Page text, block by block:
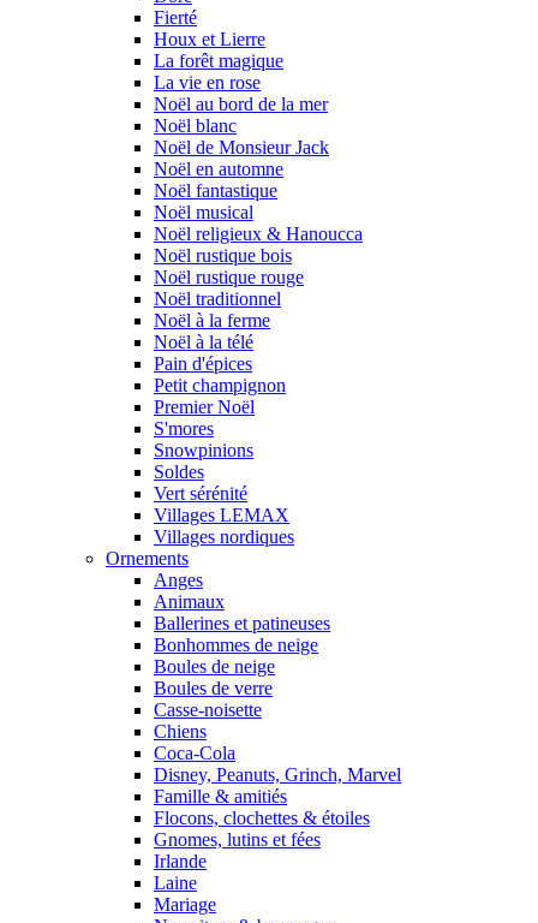
Fierté
Houx et Lierre
La forêt magique
La vie en rose
Noël au bord de la mer
Noël blanc
Noël de Monsieur Jack
Noël en automne
Noël fantastique
Noël musical
Noël religieux & Hanoucca
Noël rustique bois
Noël rustique rouge
Noël traditionnel
Noël à la ferme
Noël à la télé
Pain d'épices
Petit champignon
Premier Noël
S'mores
Snowpinions
Soldes
Vert sérénité
Villages LEMAX
Villages nordiques
Ornements
Anges
Animaux
Ballerines et patineuses
Bonhommes de neige
Boules de neige
Boules de verre
Casse-noisette
Chiens
Coca-Cola
Disney, Peanuts, Grinch, Marvel
Famille & amitiés
Flocons, clochettes & étoiles
Gnomes, lutins et fées
Irlande
Laine
Mariage